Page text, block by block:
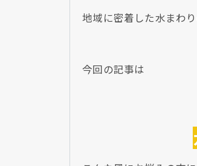
地域に密着した水まわ
今回の記事は